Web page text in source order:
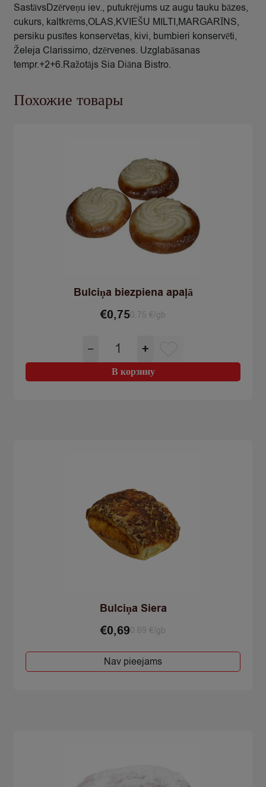
SastāvsDzērveņu iev., putukrējums uz augu tauku bāzes,
cukurs, kaltkrēms,OLAS,KVIEŠU MILTI,MARGARĪNS,
persiku pusītes konservētas, kivi, bumbieri konservēti,
Želeja Clarissimo, dzērvenes. Uzglabāsanas
tempr.+2+6.Ražotājs Sia Diāna Bistro.
Похожие товары
Bulciņa biezpiena apaļā
€0,750.75 €/gb
−
Количество
товара
Bulciņa
biezpiena
+
В корзину
Bulciņa Siera
€0,690.69 €/gb
Nav pieejams